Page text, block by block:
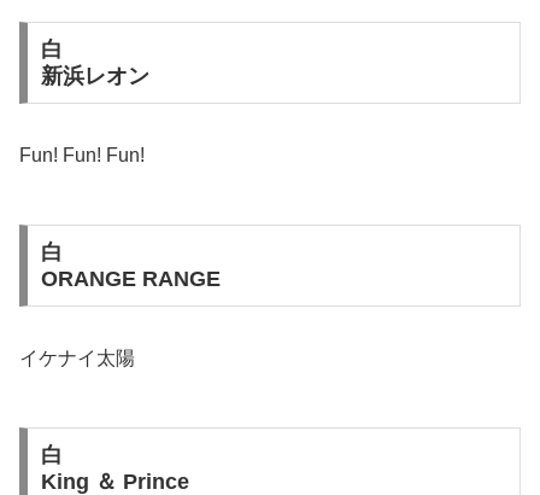
白
新浜レオン
Fun! Fun! Fun!
白
ORANGE RANGE
イケナイ太陽
白
King ＆ Prince